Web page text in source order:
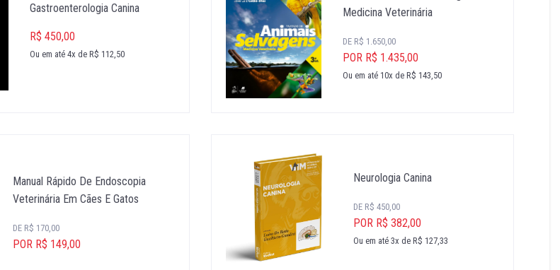
Gastroenterologia Canina
R$ 450,00
Ou em até 4x de R$ 112,50
Medicina Veterinária
DE R$ 1.650,00
POR R$ 1.435,00
Ou em até 10x de R$ 143,50
Manual Rápido De Endoscopia
Veterinária Em Cães E Gatos
DE R$ 170,00
POR R$ 149,00
Neurologia Canina
DE R$ 450,00
POR R$ 382,00
Ou em até 3x de R$ 127,33